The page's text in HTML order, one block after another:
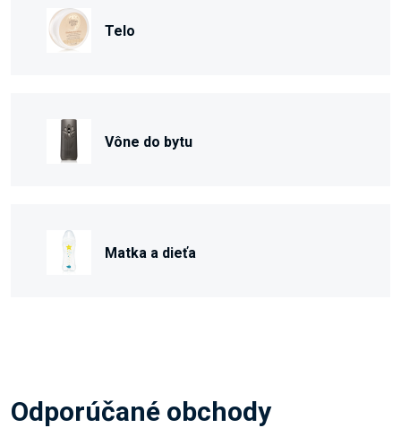
Telo
Vône do bytu
Matka a dieťa
Odporúčané obchody